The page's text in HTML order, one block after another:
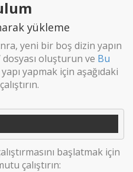
yükleme
yeni bir boş dizin yapın
dosyası oluşturun ve Bu
yapmak için aşağıdaki
başlatmak için
çalıştırın: